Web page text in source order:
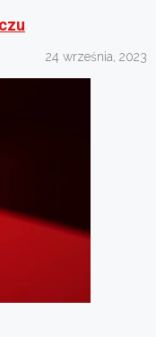
24 września, 2023